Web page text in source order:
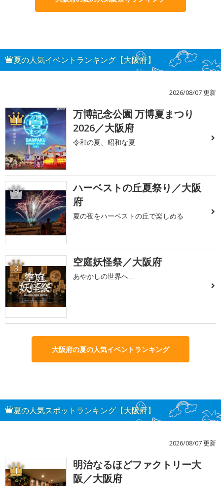
夏の人気イベントランキング【大阪府】
2026/08/07 更新
1
万博記念公園 万博夏まつり
2026／大阪府
令和の夏、昭和な夏
2
ハーベストの丘夏祭り／大阪
府
夏の夜をハーベストの丘で楽しめる
3 空庭妖怪祭／大阪府
あやかしの世界へ…
大阪府の夏の人気イベントランキング
夏の人気スポットランキング【大阪府】
2026/08/07 更新
1
明治なるほどファクトリー大
阪／大阪府